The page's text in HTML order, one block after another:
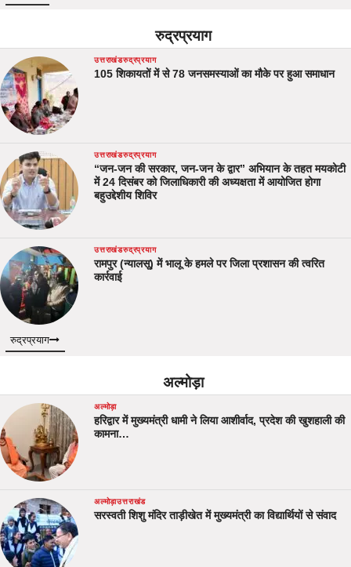
रुद्रप्रयाग
उत्तराखंडरुद्रप्रयाग
105 शिकायतों में से 78 जनसमस्याओं का मौके पर हुआ समाधान
उत्तराखंडरुद्रप्रयाग
“जन-जन की सरकार, जन-जन के द्वार” अभियान के तहत मयकोटी
में 24 दिसंबर को जिलाधिकारी की अध्यक्षता में आयोजित होगा
बहुउद्देशीय शिविर
उत्तराखंडरुद्रप्रयाग
रामपुर (न्यालसू) में भालू के हमले पर जिला प्रशासन की त्वरित
कार्रवाई
रुद्रप्रयाग
अल्मोड़ा
अल्मोड़ा
हरिद्वार में मुख्यमंत्री धामी ने लिया आशीर्वाद, प्रदेश की खुशहाली की
कामना…
अल्मोड़ाउत्तराखंड
सरस्वती शिशु मंदिर ताड़ीखेत में मुख्यमंत्री का विद्यार्थियों से संवाद